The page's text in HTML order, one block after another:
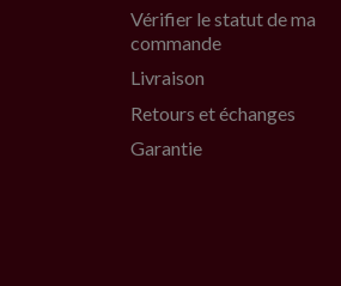
Vérifier le statut de ma
commande
Livraison
Retours et échanges
Garantie